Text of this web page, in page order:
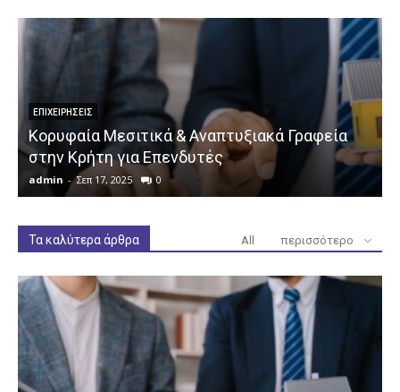
ΕΠΙΧΕΙΡΉΣΕΙΣ
Κορυφαία Μεσιτικά & Αναπτυξιακά Γραφεία
στην Κρήτη για Επενδυτές
admin - Σεπ 17, 2025 0
Τα καλύτερα άρθρα All περισσότερο